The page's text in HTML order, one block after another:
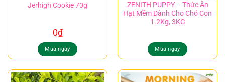
Jerhigh Cookie 70g
0₫
Mua ngay
ZENITH PUPPY – Thức Ăn
Hạt Mềm Dành Cho Chó Con
1.2Kg, 3KG
Mua ngay